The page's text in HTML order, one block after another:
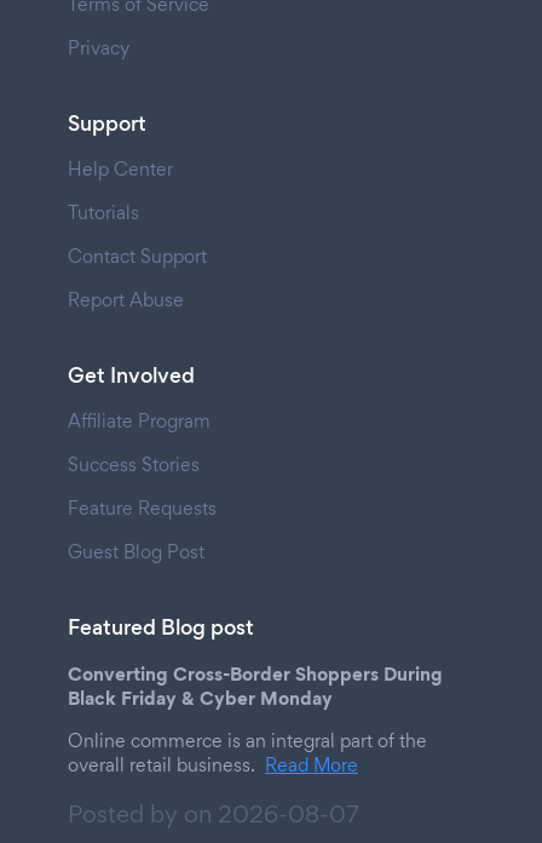
Privacy
Support
Help Center
Tutorials
Contact Support
Report Abuse
Get Involved
Affiliate Program
Success Stories
Feature Requests
Guest Blog Post
Featured Blog post
Converting Cross-Border Shoppers During
Black Friday & Cyber Monday
Online commerce is an integral part of the
overall retail business. Read More
Posted by on 2026-08-07